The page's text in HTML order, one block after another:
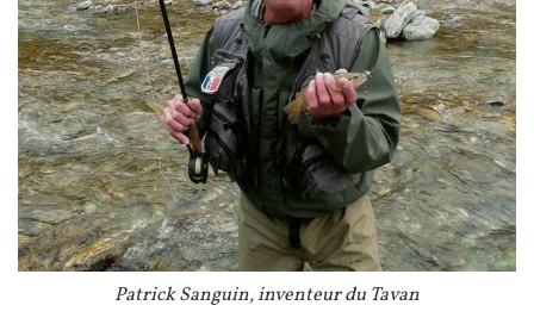
Patrick Sanguin, inventeur du Tavan